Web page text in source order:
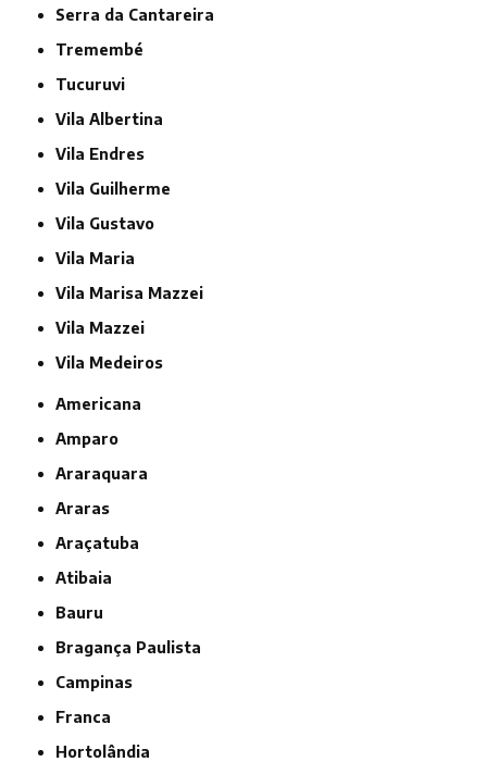
Serra da Cantareira
Tremembé
Tucuruvi
Vila Albertina
Vila Endres
Vila Guilherme
Vila Gustavo
Vila Maria
Vila Marisa Mazzei
Vila Mazzei
Vila Medeiros
Americana
Amparo
Araraquara
Araras
Araçatuba
Atibaia
Bauru
Bragança Paulista
Campinas
Franca
Hortolândia